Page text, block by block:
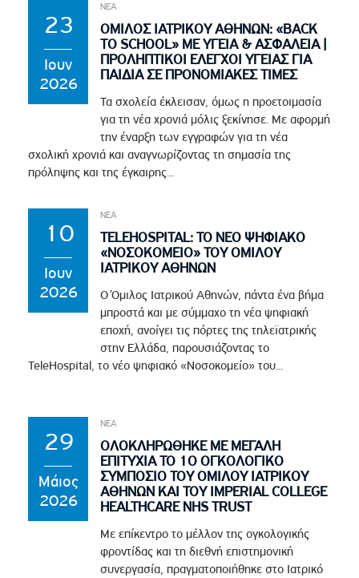
23
Ιουν
2026
ΝΕΑ
ΟΜΙΛΟΣ ΙΑΤΡΙΚΟΥ ΑΘΗΝΩΝ: «BACK
TO SCHOOL» ΜΕ ΥΓΕΙΑ & ΑΣΦΑΛΕΙΑ |
ΠΡΟΛΗΠΤΙΚΟΙ ΕΛΕΓΧΟΙ ΥΓΕΙΑΣ ΓΙΑ
ΠΑΙΔΙΑ ΣΕ ΠΡΟΝΟΜΙΑΚΕΣ ΤΙΜΕΣ
Τα σχολεία έκλεισαν, όμως η προετοιμασία
για τη νέα χρονιά μόλις ξεκίνησε. Με αφορμή
την έναρξη των εγγραφών για τη νέα
σχολική χρονιά και αναγνωρίζοντας τη σημασία της
πρόληψης και της έγκαιρης...
10
Ιουν
2026
ΝΕΑ
TELEHOSPITAL: ΤΟ ΝΕΟ ΨΗΦΙΑΚΟ
«ΝΟΣΟΚΟΜΕΙΟ» ΤΟΥ ΟΜΙΛΟΥ
ΙΑΤΡΙΚΟΥ ΑΘΗΝΩΝ
Ο Όμιλος Ιατρικού Αθηνών, πάντα ένα βήμα
μπροστά και με σύμμαχο τη νέα ψηφιακή
εποχή, ανοίγει τις πόρτες της τηλεϊατρικής
στην Ελλάδα, παρουσιάζοντας το
TeleHospital, το νέο ψηφιακό «Νοσοκομείο» του...
29
Μάιος
2026
ΝΕΑ
ΟΛΟΚΛΗΡΩΘΗΚΕ ΜΕ ΜΕΓΑΛΗ
ΕΠΙΤΥΧΙΑ ΤΟ 1Ο ΟΓΚΟΛΟΓΙΚΟ
ΣΥΜΠΟΣΙΟ ΤΟΥ ΟΜΙΛΟΥ ΙΑΤΡΙΚΟΥ
ΑΘΗΝΩΝ ΚΑΙ ΤΟΥ IMPERIAL COLLEGE
HEALTHCARE NHS TRUST
Με επίκεντρο το μέλλον της ογκολογικής
φροντίδας και τη διεθνή επιστημονική
συνεργασία, πραγματοποιήθηκε στο Ιατρικό